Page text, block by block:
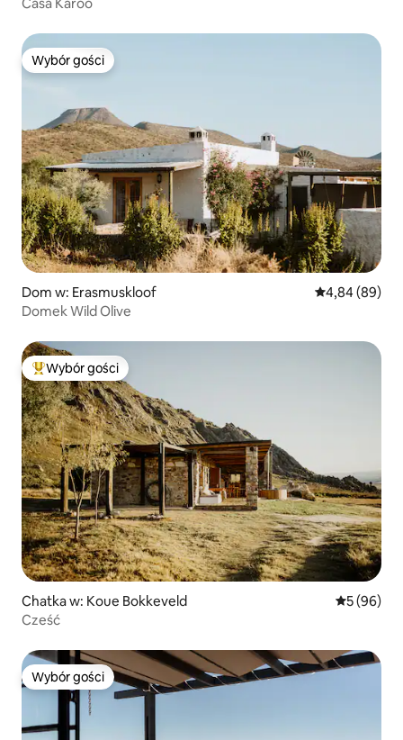
Wybór gości
Wybór gości
Dom w: Erasmuskloof Średnia
4,84 (89)
Domek Wild Olive
Najpopularniejsze z kategorii Wybór gości
Wybór gości
Chatka w: Koue Bokkeveld Średnia
5 (96)
Cześć
Wybór gości
Wybór gości